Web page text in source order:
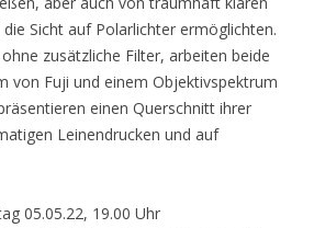
Sicht auf Polarlichter ermöglichten.
zusätzliche Filter, arbeiten beide
von Fuji und einem Objektivspektrum
einen Querschnitt ihrer
Leinendrucken und auf
05.05.22, 19.00 Uhr